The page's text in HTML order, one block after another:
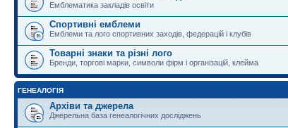
Емблематика закладів освіти
Спортивні емблеми
Емблеми та лого спортивних заходів, федерацій і клубів
Товарні знаки та різні лого
Бренди, торгові марки, символи фірм і організацій, клейма
ГЕНЕАЛОГІЯ
Архіви та джерела
Джерельна база генеалогічних досліджень